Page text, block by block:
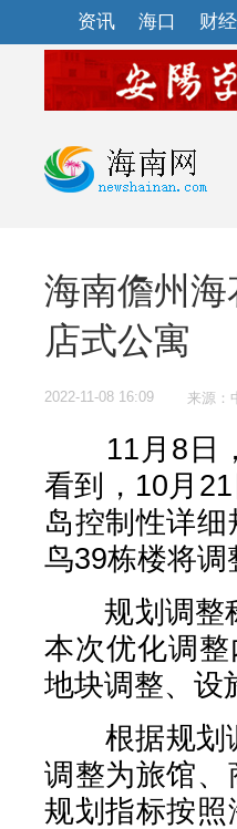
资讯 海口 财经
海南儋州
店式公寓
2022-11-08 16:09 来源：
11月8日，
看到，10月
岛控制性详
鸟39栋楼将
规划调整称
本次优化调整
地块调整、设
根据规划调
调整为旅馆
规划指标按